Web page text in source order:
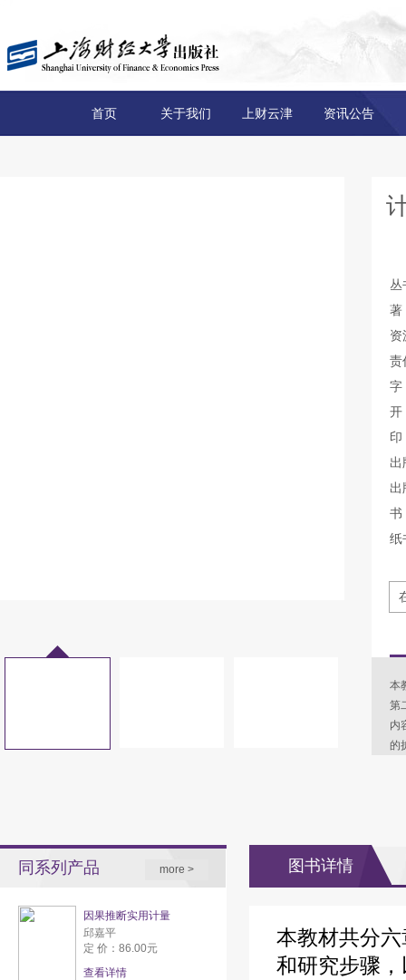
首页 关于我们 上财云津 资讯公告
丛
著
资
责
出
出
纸
本
第
内
的
同系列产品 more >
因果推断实用计量
邱嘉平
定 价：86.00元
查看详情
图书详情
本教材共分
和研究步骤